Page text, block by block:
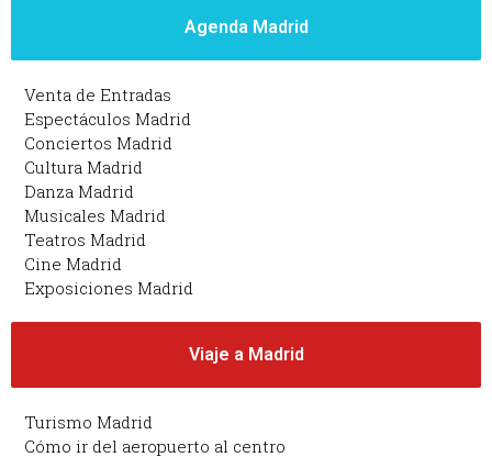
Agenda Madrid
Venta de Entradas
Espectáculos Madrid
Conciertos Madrid
Cultura Madrid
Danza Madrid
Musicales Madrid
Teatros Madrid
Cine Madrid
Exposiciones Madrid
Viaje a Madrid
Turismo Madrid
Cómo ir del aeropuerto al centro